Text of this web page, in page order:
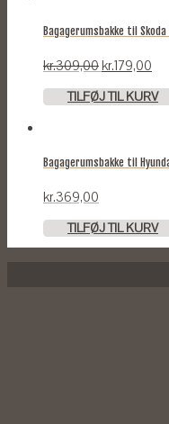
Bagagerumsbakke til
kr.309,00Original
price
kr.179,00
TILFØJ TIL KURV
Bagagerumsbakke til
kr.369,00
TILFØJ TIL KURV